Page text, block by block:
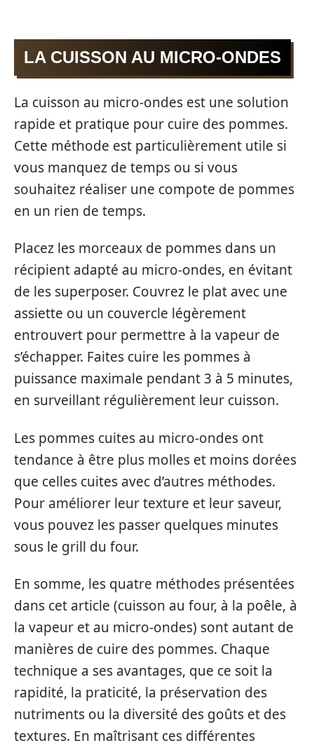
LA CUISSON AU MICRO-ONDES
La cuisson au micro-ondes est une solution
rapide et pratique pour cuire des pommes.
Cette méthode est particulièrement utile si
vous manquez de temps ou si vous
souhaitez réaliser une compote de pommes
en un rien de temps.
Placez les morceaux de pommes dans un
récipient adapté au micro-ondes, en évitant
de les superposer. Couvrez le plat avec une
assiette ou un couvercle légèrement
entrouvert pour permettre à la vapeur de
s’échapper. Faites cuire les pommes à
puissance maximale pendant 3 à 5 minutes,
en surveillant régulièrement leur cuisson.
Les pommes cuites au micro-ondes ont
tendance à être plus molles et moins dorées
que celles cuites avec d’autres méthodes.
Pour améliorer leur texture et leur saveur,
vous pouvez les passer quelques minutes
sous le grill du four.
En somme, les quatre méthodes présentées
dans cet article (cuisson au four, à la poêle, à
la vapeur et au micro-ondes) sont autant de
manières de cuire des pommes. Chaque
technique a ses avantages, que ce soit la
rapidité, la praticité, la préservation des
nutriments ou la diversité des goûts et des
textures. En maîtrisant ces différentes